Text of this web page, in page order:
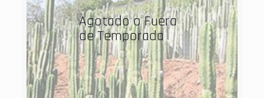
Agotado o Fuera
de Temporada